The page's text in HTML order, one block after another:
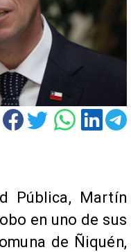
Pública, Martín
en uno de sus
de Ñiquén,